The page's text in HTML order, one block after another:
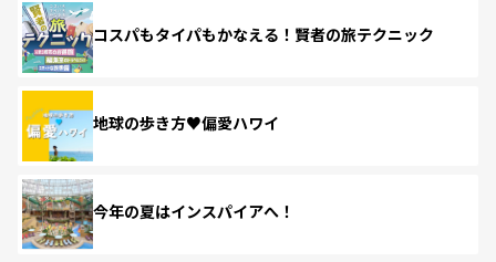
コスパもタイパもかなえる！賢者の旅テクニック
地球の歩き方♥偏愛ハワイ
今年の夏はインスパイアへ！